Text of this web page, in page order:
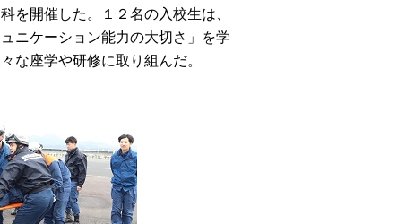
を開催した。１２名の入校生は、
ニケーション能力の大切さ」を学
な座学や研修に取り組んだ。